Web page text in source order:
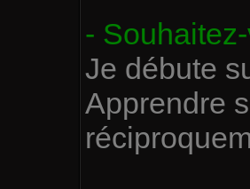
-
Je débute
Apprendre